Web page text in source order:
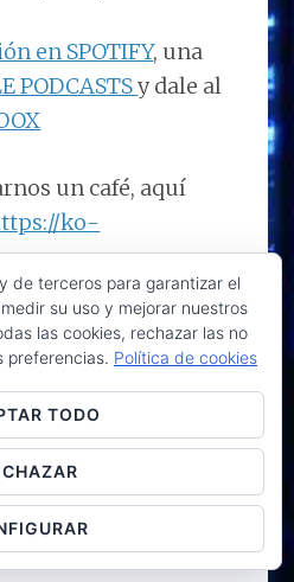
en SPOTIFY, una
PODCASTSy dale al
un café, aquí
ko-
del mejor
:
de UPEA:
de terceros para garantizar el
su uso y mejorar nuestros
las cookies, rechazar las no
preferencias. Política de cookies
TODO